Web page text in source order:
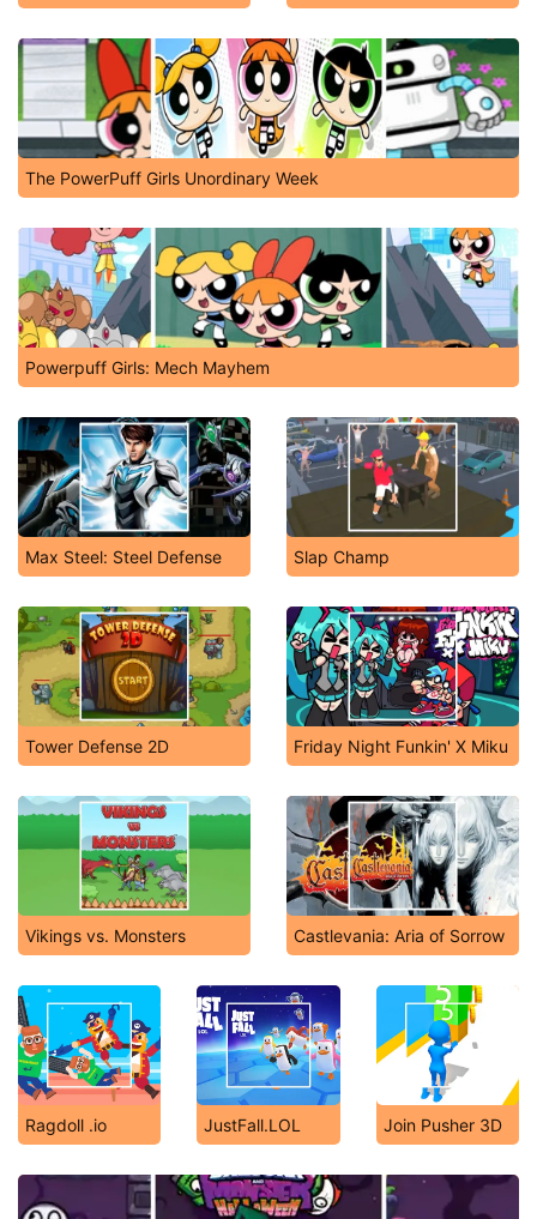
The PowerPuff Girls Unordinary Week
Powerpuff Girls: Mech Mayhem
Max Steel: Steel Defense Slap Champ
Tower Defense 2D Friday Night Funkin' X Miku
Vikings vs. Monsters Castlevania: Aria of Sorrow
Ragdoll .io JustFall.LOL Join Pusher 3D